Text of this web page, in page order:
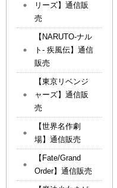
リーズ】通信販
売
【NARUTO-ナル
ト- 疾風伝】通信
販売
【東京リベンジ
ャーズ】通信販
売
【世界名作劇
場】通信販売
【Fate/Grand
Order】通信販売